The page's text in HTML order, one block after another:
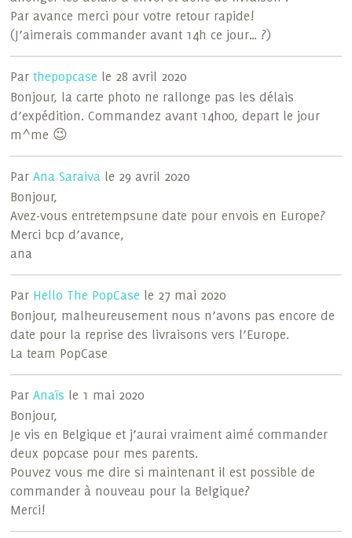
Par avance merci pour votre retour rapide!
(J’aimerais commander avant 14h ce jour… ?)
Parthepopcase le 28 avril 2020
Bonjour, la carte photo ne rallonge pas les délais
d’expédition. Commandez avant 14h00, depart le jour
m^me 😉
ParAna Saraiva le 29 avril 2020
Bonjour,
Avez-vous entretempsune date pour envois en Europe?
Merci bcp d’avance,
ana
Par Hello The PopCase le 27 mai 2020
Bonjour, malheureusement nous n’avons pas encore de
date pour la reprise des livraisons vers l’Europe.
La team PopCase
ParAnaïs le 1 mai 2020
Bonjour,
Je vis en Belgique et j’aurai vraiment aimé commander
deux popcase pour mes parents.
Pouvez vous me dire si maintenant il est possible de
commander à nouveau pour la Belgique?
Merci!